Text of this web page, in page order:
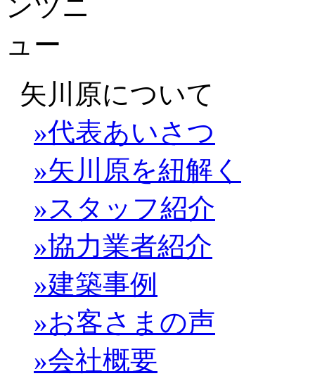
矢川原について
»代表あいさつ
»矢川原を紐解く
»スタッフ紹介
»協力業者紹介
»建築事例
»お客さまの声
»会社概要